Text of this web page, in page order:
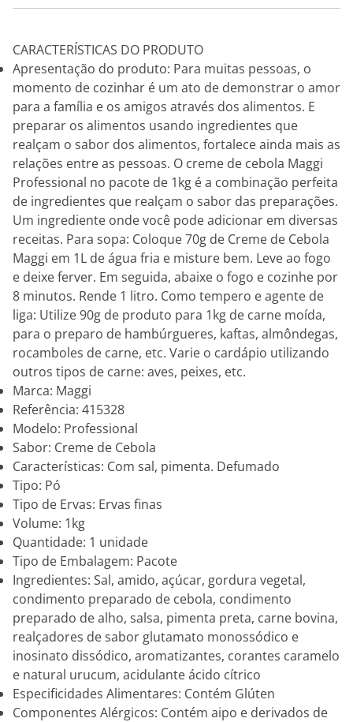
CARACTERÍSTICAS DO PRODUTO
Apresentação do produto: Para muitas pessoas, o
momento de cozinhar é um ato de demonstrar o amor
para a família e os amigos através dos alimentos. E
preparar os alimentos usando ingredientes que
realçam o sabor dos alimentos, fortalece ainda mais as
relações entre as pessoas. O creme de cebola Maggi
Professional no pacote de 1kg é a combinação perfeita
de ingredientes que realçam o sabor das preparações.
Um ingrediente onde você pode adicionar em diversas
receitas. Para sopa: Coloque 70g de Creme de Cebola
Maggi em 1L de água fria e misture bem. Leve ao fogo
e deixe ferver. Em seguida, abaixe o fogo e cozinhe por
8 minutos. Rende 1 litro. Como tempero e agente de
liga: Utilize 90g de produto para 1kg de carne moída,
para o preparo de hambúrgueres, kaftas, almôndegas,
rocamboles de carne, etc. Varie o cardápio utilizando
outros tipos de carne: aves, peixes, etc.
Marca: Maggi
Referência: 415328
Modelo: Professional
Sabor: Creme de Cebola
Características: Com sal, pimenta. Defumado
Tipo: Pó
Tipo de Ervas: Ervas finas
Volume: 1kg
Quantidade: 1 unidade
Tipo de Embalagem: Pacote
Ingredientes: Sal, amido, açúcar, gordura vegetal,
condimento preparado de cebola, condimento
preparado de alho, salsa, pimenta preta, carne bovina,
realçadores de sabor glutamato monossódico e
inosinato dissódico, aromatizantes, corantes caramelo
e natural urucum, acidulante ácido cítrico
Especificidades Alimentares: Contém Glúten
Componentes Alérgicos: Contém aipo e derivados de